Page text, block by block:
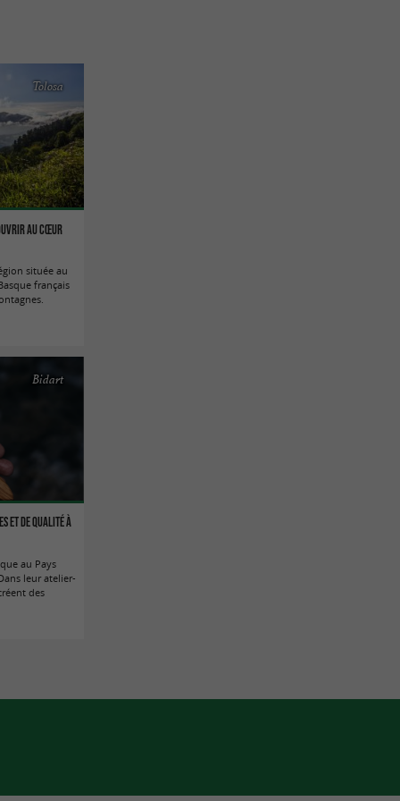
au cœur
Tolosa
située au
français
et de qualité à
Bidart
au Pays
leur atelier-
des